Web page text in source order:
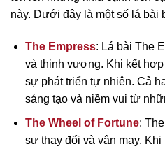
này. Dưới đây là một số lá bài
The Empress: Lá bài The
và thịnh vượng. Khi kết
sự phát triển tự nhiên. Cả
sáng tạo và niềm vui từ
The Wheel of Fortune:
sự thay đổi và vận may.